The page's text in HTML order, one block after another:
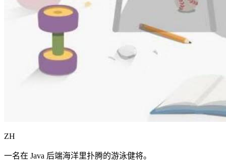
ZH
一名在 Java 后端海洋里扑腾的游泳健将。